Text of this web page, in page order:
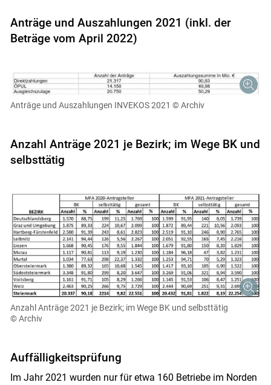
Anträge und Auszahlungen 2021 (inkl. der
Beträge vom April 2022)
Anträge und Auszahlungen INVEKOS 2021 © Archiv
Anzahl Anträge 2021 je Bezirk; im Wege BK und
selbsttätig
Anzahl Anträge 2021 je Bezirk; im Wege BK und selbsttätig
© Archiv
Auffälligkeitsprüfung
Im Jahr 2021 wurden nur für etwa 160 Betriebe im Norden